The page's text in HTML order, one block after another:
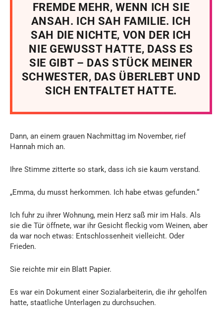
FREMDE MEHR, WENN ICH SIE
ANSAH. ICH SAH FAMILIE. ICH
SAH DIE NICHTE, VON DER ICH
NIE GEWUSST HATTE, DASS ES
SIE GIBT – DAS STÜCK MEINER
SCHWESTER, DAS ÜBERLEBT UND
SICH ENTFALTET HATTE.
Dann, an einem grauen Nachmittag im November, rief
Hannah mich an.
Ihre Stimme zitterte so stark, dass ich sie kaum verstand.
„Emma, du musst herkommen. Ich habe etwas gefunden.“
Ich fuhr zu ihrer Wohnung, mein Herz saß mir im Hals. Als
sie die Tür öffnete, war ihr Gesicht fleckig vom Weinen, aber
da war noch etwas: Entschlossenheit vielleicht. Oder
Frieden.
Sie reichte mir ein Blatt Papier.
Es war ein Dokument einer Sozialarbeiterin, die ihr geholfen
hatte, staatliche Unterlagen zu durchsuchen.